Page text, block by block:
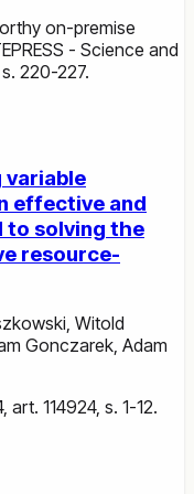
on-premise
- Science and
220-227.
variable
effective and
solving the
resource-
, Witold
Gonczarek, Adam
114924, s. 1-12.